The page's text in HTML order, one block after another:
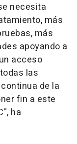
necesita
más
más
apoyando a
acceso
las
de la
fin a este
ha